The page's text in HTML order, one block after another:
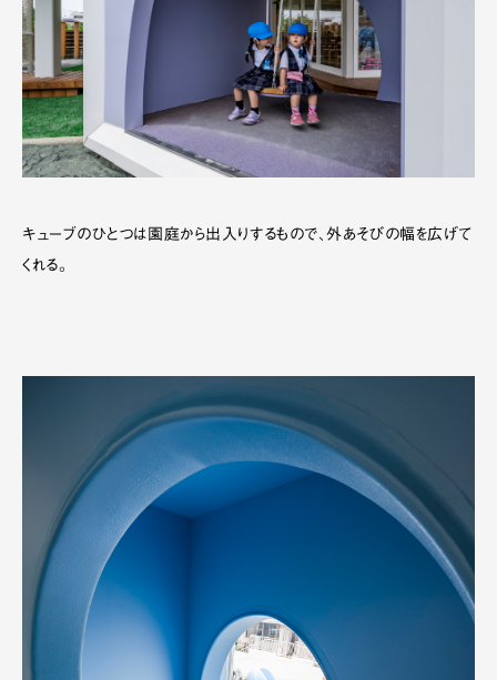
キューブのひとつは園庭から出入りするもので、外あそびの幅を広げて
くれる。